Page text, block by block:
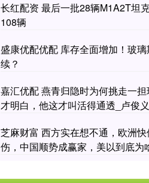
长红配资 最后一批28辆M1A2T坦
108辆
盛康优配优配 库存全面增加！玻
续？
嘉汇优配 燕青归隐时为何挑走一
才明白，他这才叫活得通透_卢俊
芝麻财富 西方实在想不通，欧洲
伤，中国顺势成赢家，美以到底为